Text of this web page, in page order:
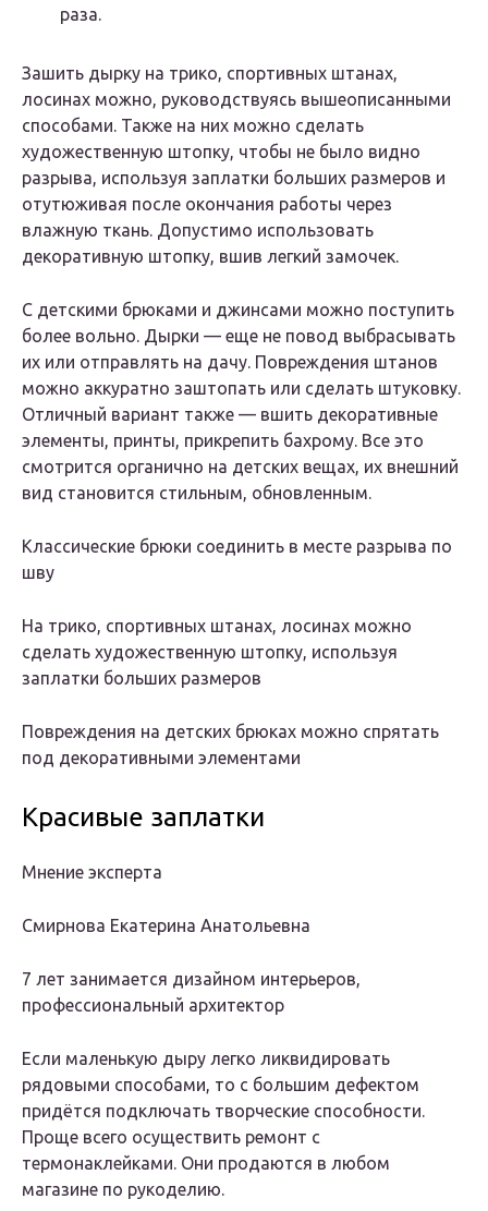
раза.
Зашить дырку на трико, спортивных штанах,
лосинах можно, руководствуясь вышеописанными
способами. Также на них можно сделать
художественную штопку, чтобы не было видно
разрыва, используя заплатки больших размеров и
отутюживая после окончания работы через
влажную ткань. Допустимо использовать
декоративную штопку, вшив легкий замочек.
С детскими брюками и джинсами можно поступить
более вольно. Дырки — еще не повод выбрасывать
их или отправлять на дачу. Повреждения штанов
можно аккуратно заштопать или сделать штуковку.
Отличный вариант также — вшить декоративные
элементы, принты, прикрепить бахрому. Все это
смотрится органично на детских вещах, их внешний
вид становится стильным, обновленным.
Классические брюки соединить в месте разрыва по
шву
На трико, спортивных штанах, лосинах можно
сделать художественную штопку, используя
заплатки больших размеров
Повреждения на детских брюках можно спрятать
под декоративными элементами
Красивые заплатки
Мнение эксперта
Смирнова Екатерина Анатольевна
7 лет занимается дизайном интерьеров,
профессиональный архитектор
Если маленькую дыру легко ликвидировать
рядовыми способами, то с большим дефектом
придётся подключать творческие способности.
Проще всего осуществить ремонт с
термонаклейками. Они продаются в любом
магазине по рукоделию.